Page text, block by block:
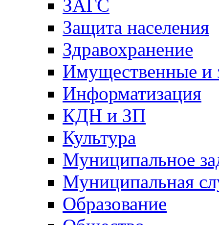
ЗАГС
Защита населения
Здравохранение
Имущественные и
Информатизация
КДН и ЗП
Культура
Муниципальное
Муниципальная
Образование